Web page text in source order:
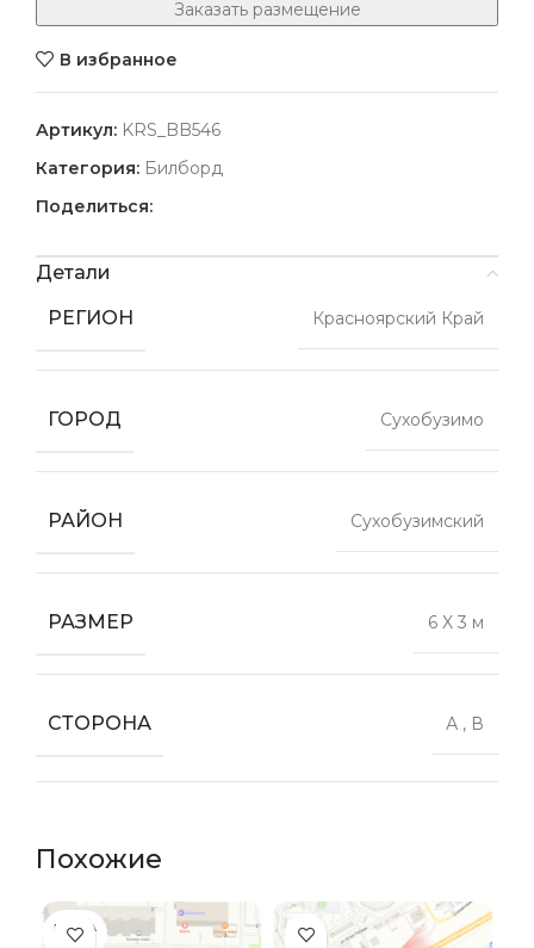
Заказать размещение
В избранное
Артикул: KRS_BB546
Категория: Билборд
Поделиться:
Детали
РЕГИОН
Красноярский Край
ГОРОД Сухобузимо
РАЙОН Сухобузимский
РАЗМЕР 6 X 3 м
СТОРОНА А , В
Похожие
ПРОДА
НО